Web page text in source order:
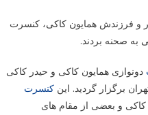
و فرزندش همایون کاکی، کنسرت
به صحنه بردند.
دونوازی همایون کاکی و حیدر کاکی
کنسرت
و بعضی از مقام های